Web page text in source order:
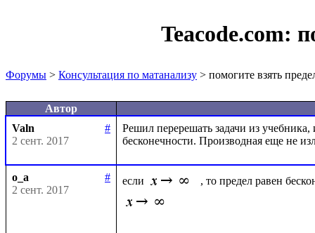
Teacode.com:
Форумы > Консультация по матанализу > помогите взять
Автор
Valn
#
2 сент. 2017
Решил перерешать задачи из
o_a
#
2 сент. 2017
если , то предел равен